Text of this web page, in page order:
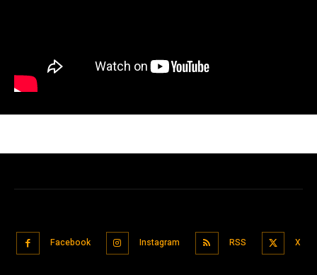
Facebook Instagram RSS X